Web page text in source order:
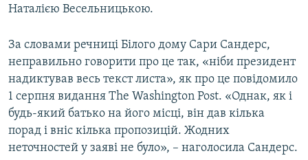
Наталією Весельницькою.
За словами речниці Білого дому Сари Сандерс,
неправильно говорити про це так, «ніби президент
надиктував весь текст листа», як про це повідомило
1 серпня видання The Washington Post. «Однак, як і
будь-який батько на його місці, він дав кілька
порад і вніс кілька пропозицій. Жодних
неточностей у заяві не було», – наголосила Сандерс.